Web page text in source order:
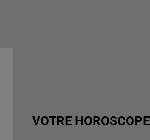
VOTRE HOROSCOPE